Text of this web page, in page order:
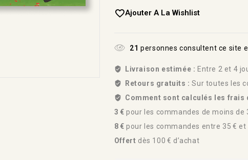
Ajouter A La Wishlist
21 personnes consultent ce site
Livraison estimée : Entre 2 et 4
Retours gratuits :Sur toutes les
Comment sont calculés les frais
3 € pour les commandes de moins de
8 € pour les commandes entre 35 € et
Offert dès 100 € d’achat